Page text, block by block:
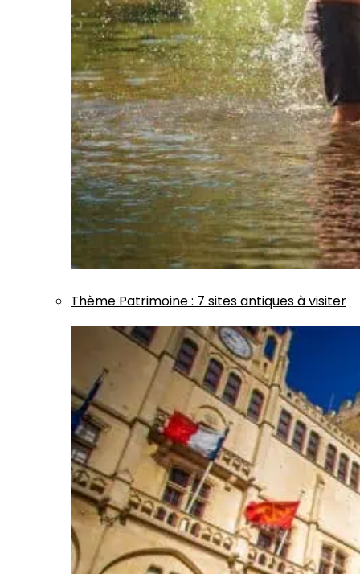
Thème Patrimoine: 7 sites antiques à visiter